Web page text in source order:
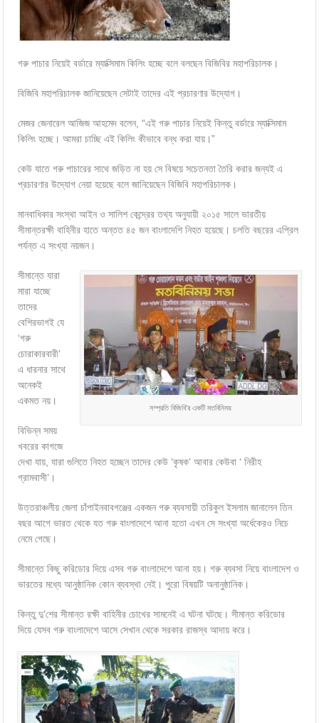
গরু পাচার নিয়েই বর্ডারে ম্যাক্সিমাম কিলিং হচ্ছে বলে বলছেন বিজিবির মহাপরিচালক।
বিজিবি মহাপরিচালক জানিয়েছেন সেটাই তাদের এই প্রচারণার উদ্যোগ।
মেজর জেনারেল আজিজ আহমেদ বলেন, “এই গরু পাচার নিয়েই কিন্তু বর্ডারে ম্যাক্সিমাম
কিলিং হচ্ছে। আমরা চাচ্ছি এই কিলিং কীভাবে বন্ধ করা যায়।”
কেউ যাতে গরু পাচারের সাথে জড়িত না হয় সে বিষয়ে সচেতনতা তৈরি করার জন্যই এ
প্রচারণার উদ্যোগ নেয়া হয়েছে বলে জানিয়েছেন বিজিবি মহাপরিচালক।
মানবাধিকার সংস্থা আইন ও সালিশ কেন্দ্রের তথ্য অনুযায়ী ২০১৫ সালে ভারতীয়
সীমান্তরক্ষী বাহিনীর হাতে অন্তত ৪৫ জন বাংলাদেশি নিহত হয়েছে। চলতি বছরের এপ্রিল
পর্যন্ত এ সংখ্যা নয়জন।
সম্প্রতি বিজিবি’র একটি মতবিনিময়
সীমান্তে যারা
মারা যাচ্ছে
তাদের
বেশিরভাগই যে
‘গরু
চোরাকারবারী’
এ ধারনার সাথে
অনেকই
একমত নয়।
বিভিন্ন সময়
খবরের কাগজে
দেখা যায়, যারা গুলিতে নিহত হচ্ছেন তাদের কেউ ‘কৃষক’ আবার কেউবা ‘ নিরীহ
গ্রামবাসী’।
উত্তরাঞ্চলীয় জেলা চাঁপাইনবাবগঞ্জের একজন গরু ব্যবসায়ী তরিকুল ইসলাম জানালেন তিন
বছর আগে ভারত থেকে যত গরু বাংলাদেশে আনা হতো এখন সে সংখ্যা অর্ধেকেরও নিচে
নেমে গেছে।
সীমান্তে কিছু করিডোর দিয়ে এসব গরু বাংলাদেশে আনা হয়। গরু ব্যবসা নিয়ে বাংলাদেশ ও
ভারতের মধ্যে আনুষ্ঠানিক কোন ব্যবস্থা নেই। পুরো বিষয়টি অনানুষ্ঠানিক।
কিন্তু দু’শের সীমান্ত রক্ষী বাহিনীর চোখের সামনেই এ ঘটনা ঘটছে। সীমান্ত করিডোর
দিয়ে যেসব গরু বাংলাদেশে আসে সেখান থেকে সরকার রাজস্ব আদায় করে।